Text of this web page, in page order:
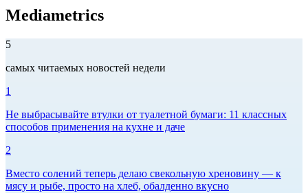
Mediametrics
5
самых читаемых новостей недели
1
Не выбрасывайте втулки от туалетной бумаги: 11 классных
способов применения на кухне и даче
2
Вместо солений теперь делаю свекольную хреновину — к
мясу и рыбе, просто на хлеб, обалденно вкусно